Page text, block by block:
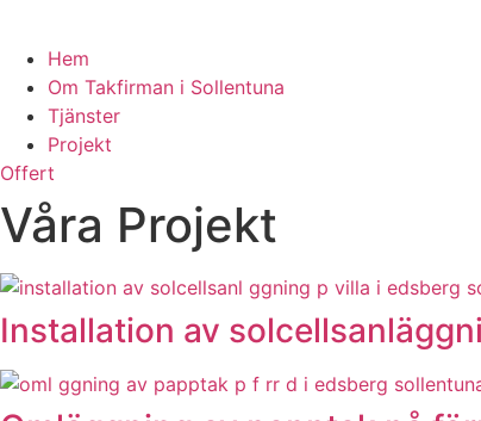
Hem
Om Takfirman i Sollentuna
Tjänster
Projekt
Offert
Våra Projekt
Installation av